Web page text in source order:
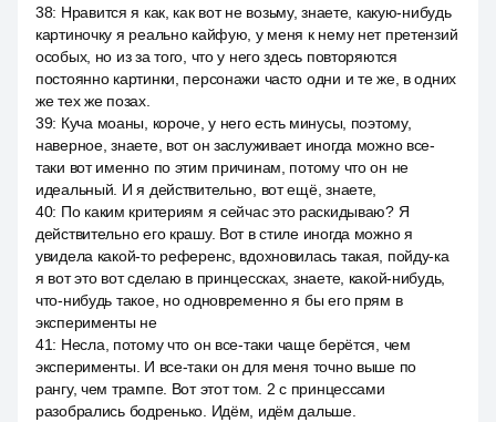
38: Нравится я как, как вот не возьму, знаете, какую-нибудь
картиночку я реально кайфую, у меня к нему нет претензий
особых, но из за того, что у него здесь повторяются
постоянно картинки, персонажи часто одни и те же, в одних
же тех же позах.
39: Куча моаны, короче, у него есть минусы, поэтому,
наверное, знаете, вот он заслуживает иногда можно все-
таки вот именно по этим причинам, потому что он не
идеальный. И я действительно, вот ещё, знаете,
40: По каким критериям я сейчас это раскидываю? Я
действительно его крашу. Вот в стиле иногда можно я
увидела какой-то референс, вдохновилась такая, пойду-ка
я вот это вот сделаю в принцессках, знаете, какой-нибудь,
что-нибудь такое, но одновременно я бы его прям в
эксперименты не
41: Несла, потому что он все-таки чаще берётся, чем
эксперименты. И все-таки он для меня точно выше по
рангу, чем трампе. Вот этот том. 2 с принцессами
разобрались бодренько. Идём, идём дальше.